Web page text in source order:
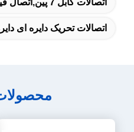
اتصالات تحریک دایره ای